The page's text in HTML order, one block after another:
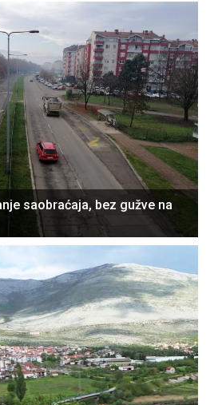
saobraćaja, bez gužve na